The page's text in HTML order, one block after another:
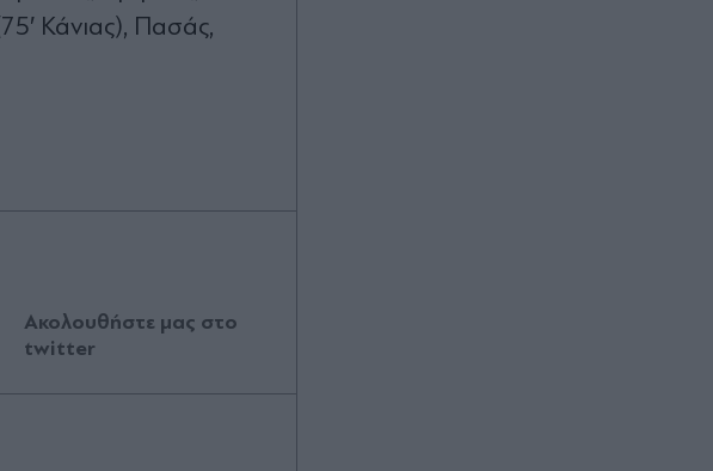
Κάνιας), Πασάς,
Ακολουθήστε μας στο
twitter